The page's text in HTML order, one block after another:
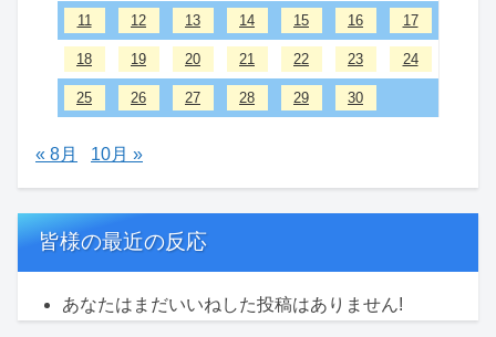
11 12 13 14 15 16 17
18 19 20 21 22 23 24
25 26 27 28 29 30
« 8月 10月 »
皆様の最近の反応
あなたはまだいいねした投稿はありません!